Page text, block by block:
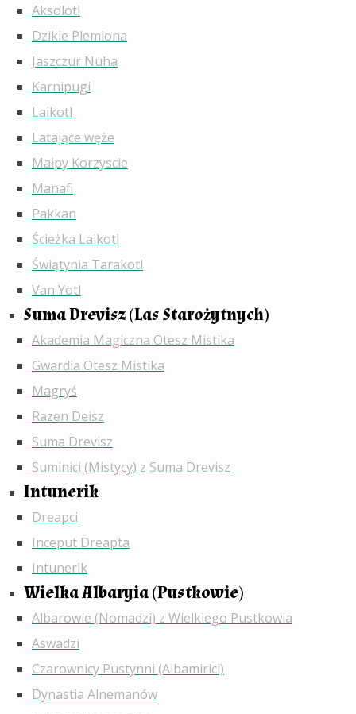
Aksolotl
Dzikie Plemiona
Jaszczur Nuha
Karnipugi
Laikotl
Latające węże
Małpy Korzyscie
Manafi
Pakkan
Ścieżka Laikotl
Świątynia Tarakotl
Van Yotl
Suma Drevisz (Las Starożytnych)
Akademia Magiczna Otesz Mistika
Gwardia Otesz Mistika
Magryś
Razen Deisz
Suma Drevisz
Suminici (Mistycy) z Suma Drevisz
Intunerik
Dreapci
Inceput Dreapta
Intunerik
Wielka Albaryia (Pustkowie)
Albarowie (Nomadzi) z Wielkiego Pustkowia
Aswadzi
Czarownicy Pustynni (Albamirici)
Dynastia Alnemanów